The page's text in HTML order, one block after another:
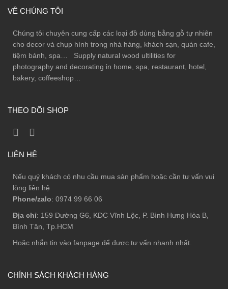
VỀ CHÚNG TÔI
Chúng tôi chuyên cung cấp các loại đồ dùng bằng gỗ tự nhiên
cho decor và chụp hình trong nhà hàng, khách sạn, quán cafe,
tiệm bánh, spa… Supply natural wood ultilities for
photography and decorating in home, spa, restaurant, hotel,
bakery, coffeeshop…
THEO DÕI SHOP
LIÊN HỆ
Nếu quý khách có nhu cầu mua sản phẩm hoặc cần tư vấn vui
lòng liên hệ
Phone/zalo: 0974 99 66 06
Địa chỉ: 159 Đường G6, KDC Vĩnh Lộc, P. Bình Hưng Hòa B,
Bình Tân, Tp.HCM
Hoặc nhắn tin vào fanpage để được tư vấn nhanh nhất.
CHÍNH SÁCH KHÁCH HÀNG